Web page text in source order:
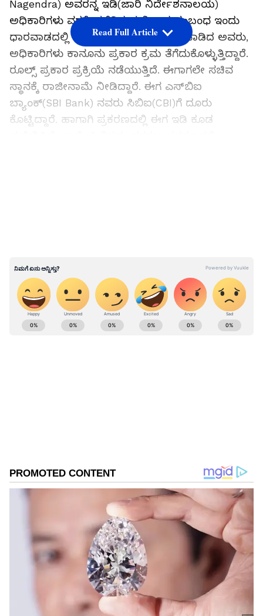
Nagendra) ಅವರನ್ನ ಇಡಿ(ಜಾರಿ ನಿರ್ದೇಶನಾಲಯ)
ಅಧಿಕಾರಿಗಳು ವಶಕ್ಕೆ ಪಡೆದಿರುವ ವಿಚಾರ ಸಂಬಂಧ ಇಂದು
ಧಾರವಾಡದಲ್ಲಿ ಮಾಧ್ಯಮಗಳೊಂದಿಗೆ ಮಾತನಾಡಿದ ಅವರು,
ಅಧಿಕಾರಿಗಳು ಕಾನೂನು ಪ್ರಕಾರ ಕ್ರಮ ತೆಗೆದುಕೊಳ್ಳುತ್ತಿದ್ದಾರೆ.
ರೂಲ್ಸ್ ಪ್ರಕಾರ ಪ್ರಕ್ರಿಯೆ ನಡೆಯುತ್ತಿದೆ. ಈಗಾಗಲೇ ಸಚಿವ
ಸ್ಥಾನಕ್ಕೆ ರಾಜೀನಾಮೆ ನೀಡಿದ್ದಾರೆ. ಈಗ ಎಸ್‌ಬಿಐ
ಬ್ಯಾಂಕ್(SBI Bank) ನವರು ಸಿಬಿಐ(CBI)ಗೆ ದೂರು
ಕೊಟ್ಟಿದ್ದಾರೆ. ಹಾಗಾಗಿ ಪ್ರಕರಣದಲ್ಲಿ ಈಗ ಇಡಿ ಕೂಡ
ಭ್ರಷ್ಟಾಚಾರ ಆಗಿರೋದಕ್ಕೆ ಇಡಿ ವಶಕ್ಕೆ ಪಡೆದಿರುವುದೇ ಸಾಕ್ಷಿ
Read Full Article
ABOUT THE AUTHOR